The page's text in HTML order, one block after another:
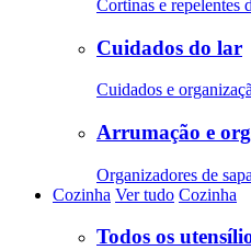
Cortinas e repelentes
Cuidados do lar
Cuidados e
Arrumação e
Organizadores de
Cozinha Ver tudo Cozinha
Todos os